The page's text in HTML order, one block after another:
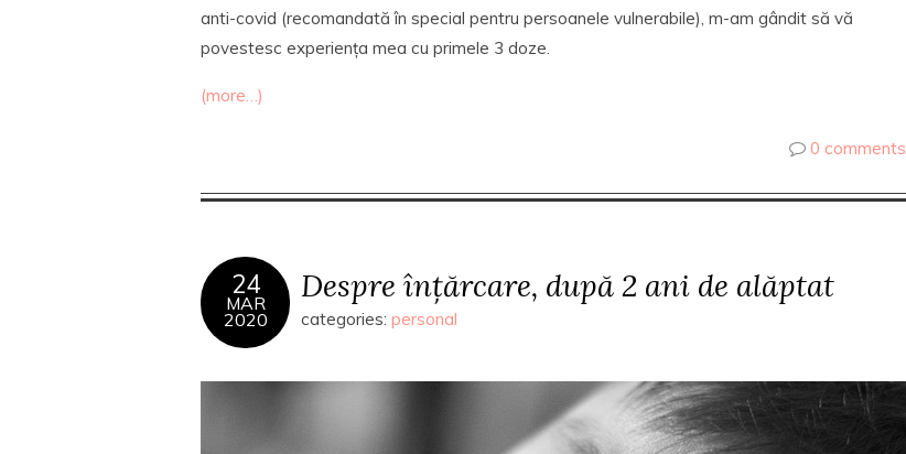
anti-covid (recomandată în special pentru persoanele vulnerabile), m-am gândit să vă
povestesc experiența mea cu primele 3 doze.
(more…)
0 comments
24
MAR
2020
Despre înțărcare, după 2 ani de alăptat
categories: personal